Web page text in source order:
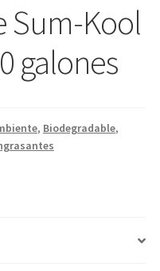
Sum-Kool
galones
, Biodegradable,